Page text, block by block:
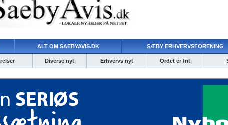
ALT OM SAEBYAVIS.DK SÆBY ERHVERVSFORENING
Diverse nyt Erhvervs nyt Ordet er frit